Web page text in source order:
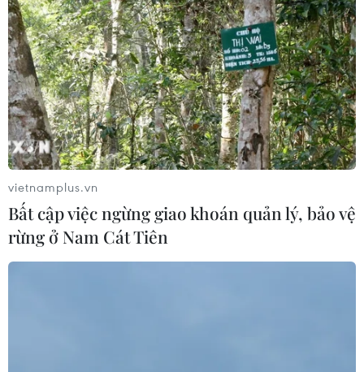
vietnamplus.vn
Bất cập việc ngừng giao khoán quản lý, bảo vệ
rừng ở Nam Cát Tiên